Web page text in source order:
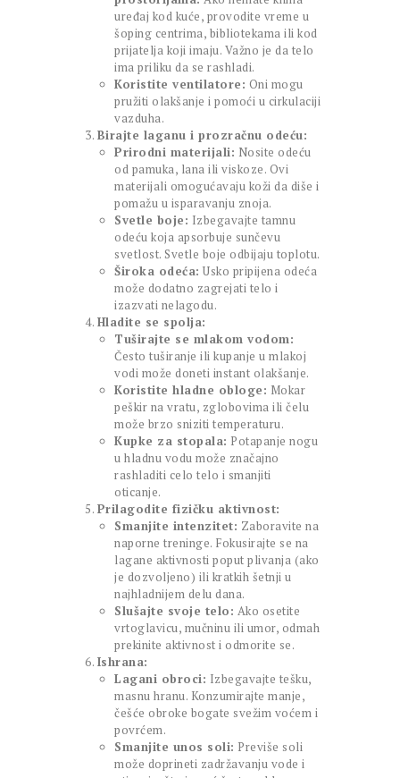
uređaj kod kuće, provodite vreme u
šoping centrima, bibliotekama ili kod
prijatelja koji imaju. Važno je da telo
ima priliku da se rashladi.
Koristite ventilatore: Oni mogu
pružiti olakšanje i pomoći u cirkulaciji
vazduha.
Birajte laganu i prozračnu odeću:
Prirodni materijali: Nosite odeću
od pamuka, lana ili viskoze. Ovi
materijali omogućavaju koži da diše i
pomažu u isparavanju znoja.
Svetle boje: Izbegavajte tamnu
odeću koja apsorbuje sunčevu
svetlost. Svetle boje odbijaju toplotu.
Široka odeća: Usko pripijena odeća
može dodatno zagrejati telo i
izazvati nelagodu.
Hladite se spolja:
Tuširajte se mlakom vodom:
Često tuširanje ili kupanje u mlakoj
vodi može doneti instant olakšanje.
Koristite hladne obloge: Mokar
peškir na vratu, zglobovima ili čelu
može brzo sniziti temperaturu.
Kupke za stopala: Potapanje nogu
u hladnu vodu može značajno
rashladiti celo telo i smanjiti
oticanje.
Prilagodite fizičku aktivnost:
Smanjite intenzitet: Zaboravite na
naporne treninge. Fokusirajte se na
lagane aktivnosti poput plivanja (ako
je dozvoljeno) ili kratkih šetnji u
najhladnijem delu dana.
Slušajte svoje telo: Ako osetite
vrtoglavicu, mučninu ili umor, odmah
prekinite aktivnost i odmorite se.
Ishrana:
Lagani obroci: Izbegavajte tešku,
masnu hranu. Konzumirajte manje,
češće obroke bogate svežim voćem i
povrćem.
Smanjite unos soli: Previše soli
može doprineti zadržavanju vode i